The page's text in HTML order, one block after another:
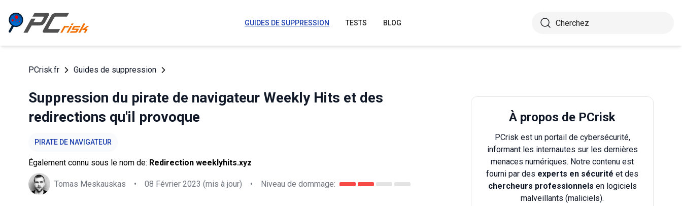
GUIDES DE SUPPRESSION TESTS BLOG
PCrisk.fr Guides de suppression
Suppression du pirate de navigateur Weekly Hits et des
redirections qu'il provoque
PIRATE DE NAVIGATEUR
Également connu sous le nom de: Redirection weeklyhits.xyz
Tomas Meskauskas • 08 Février 2023 (mis à jour) • Niveau de dommage:
À propos de PCrisk
PCrisk est un portail de cybersécurité,
informant les internautes sur les dernières
menaces numériques. Notre contenu est
fourni par des experts en sécurité et des
chercheurs professionnels en logiciels
malveillants (maliciels).